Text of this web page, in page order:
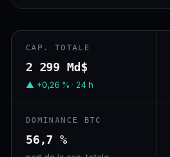
CAP. TOTALE
2 299 Md$
▲ +0,26 % · 24 h
DOMINANCE BTC
56,7 %